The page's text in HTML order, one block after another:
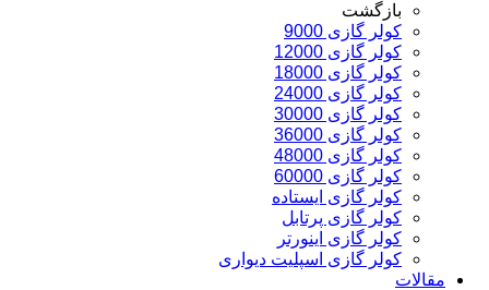
بازگشت
کولر گازی 9000
کولر گازی 12000
کولر گازی 18000
کولر گازی 24000
کولر گازی 30000
کولر گازی 36000
کولر گازی 48000
کولر گازی 60000
کولر گازی ایستاده
کولر گازی پرتابل
کولر گازی اینورتر
کولر گازی اسپلیت دیواری
مقالات